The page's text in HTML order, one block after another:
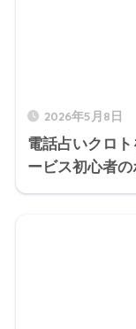
2026年5月8日
電話占いクロ
ービス初心者の